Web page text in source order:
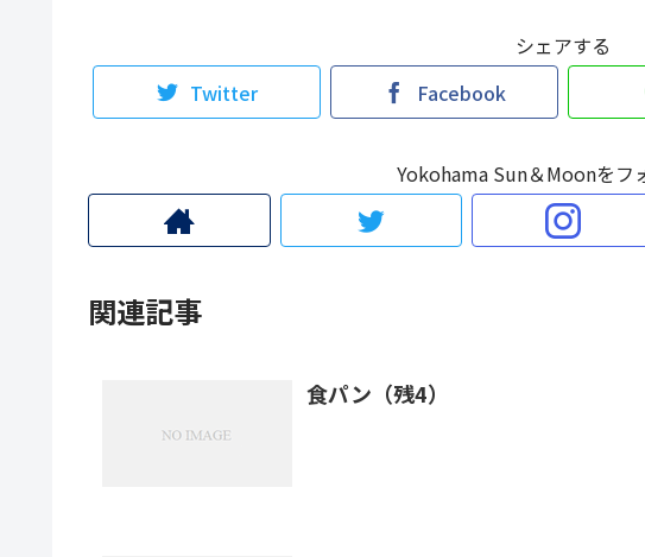
シェアする
Twitter
Facebook
Yokohama Sun＆Moonをフ
関連記事
食パン（残4）